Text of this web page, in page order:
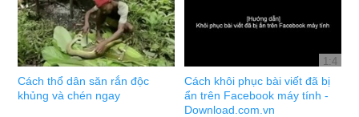
Cách thổ dân săn rắn độc
khủng và chén ngay
1:4
Cách khôi phục bài viết đã bị
ẩn trên Facebook máy tính -
Download.com.vn